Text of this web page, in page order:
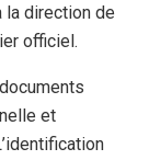
la direction de
officiel.
et